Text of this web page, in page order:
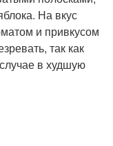
На вкус
и привкусом
так как
в худшую